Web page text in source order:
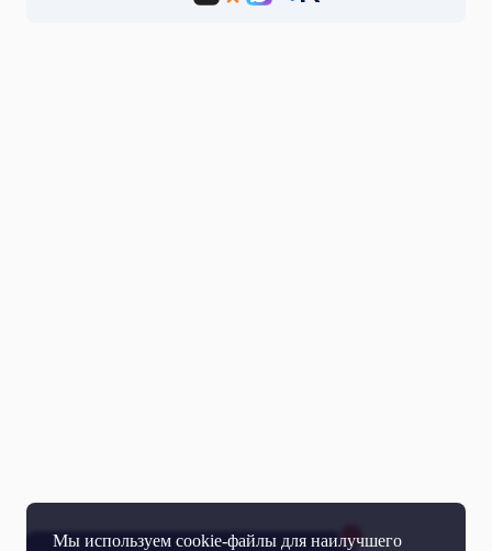
Мы используем cookie-файлы для наилучшего